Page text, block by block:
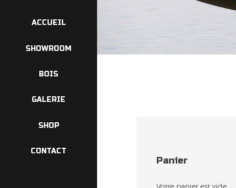
ACCUEIL
SHOWROOM
BOIS
GALERIE
SHOP
CONTACT
Panier
Votre panier est vide.